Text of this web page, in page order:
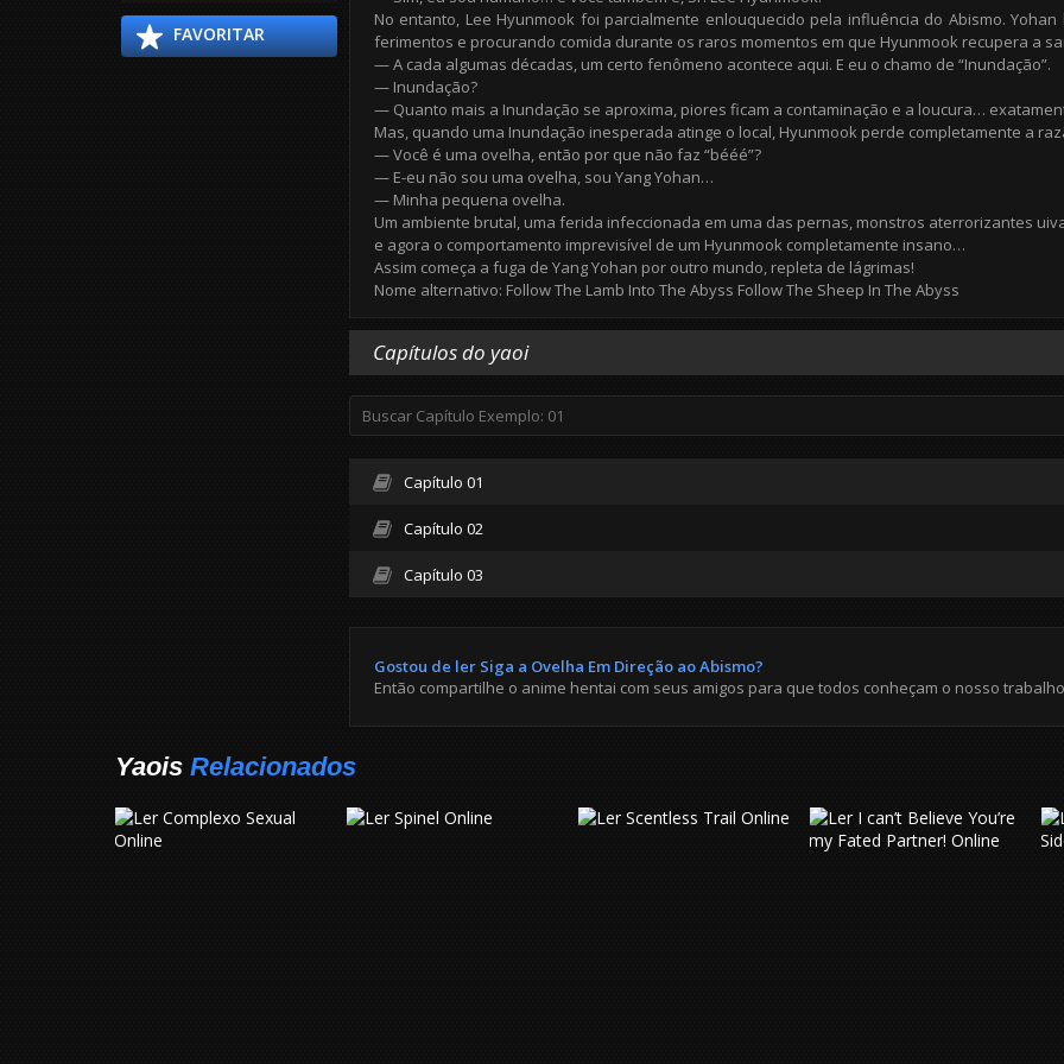
FAVORITAR
No entanto, Lee Hyunmook foi parcialmente enlouquecido pela influência do Abismo.
ferimentos e procurando comida durante os raros momentos em que Hyunmook recupera a
— A cada algumas décadas, um certo fenômeno acontece aqui. E eu o chamo de “Inundação”.
— Inundação?
— Quanto mais a Inundação se aproxima, piores ficam a contaminação e a loucura…
Mas, quando uma Inundação inesperada atinge o local, Hyunmook perde completamente a
— Você é uma ovelha, então por que não faz “bééé”?
— E-eu não sou uma ovelha, sou Yang Yohan…
— Minha pequena ovelha.
Um ambiente brutal, uma ferida infeccionada em uma das pernas, monstros aterrorizantes
e agora o comportamento imprevisível de um Hyunmook completamente insano…
Assim começa a fuga de Yang Yohan por outro mundo, repleta de lágrimas!
Nome alternativo: Follow The Lamb Into The Abyss Follow The Sheep In The Abyss
Capítulos do yaoi
Capítulo 01
Capítulo 02
Capítulo 03
Gostou de ler Siga a Ovelha Em Direção ao Abismo?
Então compartilhe o anime hentai com seus amigos para que todos conheçam o nosso
Yaois Relacionados